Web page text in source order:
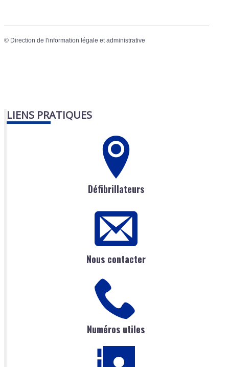
© Direction de l'information légale et administrative
LIENS PRATIQUES
Défibrillateurs
Nous contacter
Numéros utiles